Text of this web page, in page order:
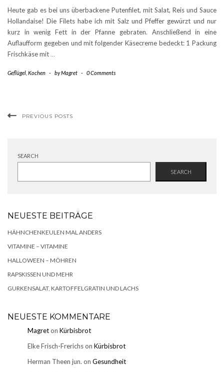
Heute gab es bei uns überbackene Putenfilet, mit Salat, Reis und Sauce
Hollandaise! Die Filets habe ich mit Salz und Pfeffer gewürzt und nur
kurz in wenig Fett in der Pfanne gebraten. Anschließend in eine
Auflaufform gegeben und mit folgender Käsecreme bedeckt: 1 Packung
Frischkäse mit …
Geflügel Kochen - byMagret - 0 Comments
PREVIOUS POSTS
SEARCH
SEARCH
NEUESTE BEITRÄGE
HÄHNCHENKEULEN MAL ANDERS
VITAMINE – VITAMINE
HALLOWEEN – MÖHREN
RAPSKISSEN UND MEHR
GURKENSALAT, KARTOFFELGRATIN UND LACHS
NEUESTE KOMMENTARE
Magreton Kürbisbrot
Elke Frisch-Frerichson Kürbisbrot
Herman Theen jun. on Gesundheit